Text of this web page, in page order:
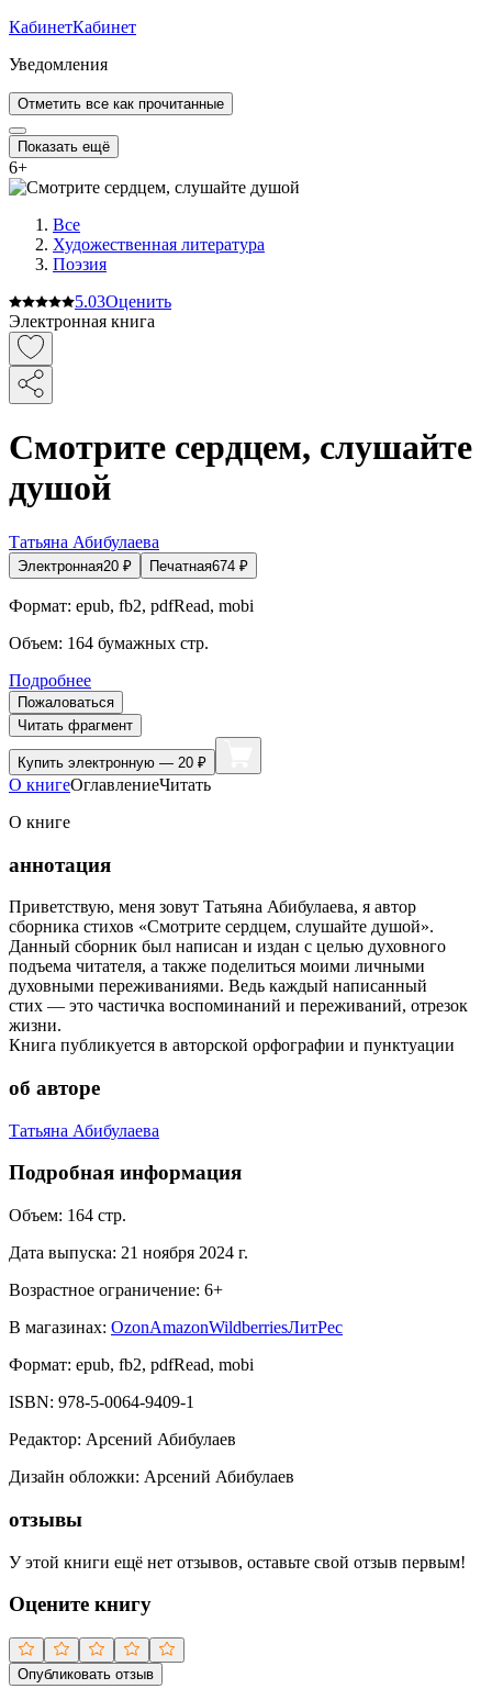
КабинетКабинет
Уведомления
Отметить все как прочитанные
Показать ещё
6+
Все
Художественная литература
Поэзия
5.03Оценить
Электронная книга
Смотрите сердцем, слушайте
душой
Татьяна Абибулаева
Электронная20 ₽ Печатная674 ₽
Формат: epub, fb2, pdfRead, mobi
Объем: 164 бумажных стр.
Подробнее
Пожаловаться
Читать фрагмент
Купить электронную — 20 ₽
О книгеОглавлениеЧитать
О книге
аннотация
Приветствую, меня зовут Татьяна Абибулаева, я автор
сборника стихов «Смотрите сердцем, слушайте душой».
Данный сборник был написан и издан с целью духовного
подъема читателя, а также поделиться моими личными
духовными переживаниями. Ведь каждый написанный
стих — это частичка воспоминаний и переживаний, отрезок
жизни.
Книга публикуется в авторской орфографии и пунктуации
об авторе
Татьяна Абибулаева
Подробная информация
Объем: 164 стр.
Дата выпуска: 21 ноября 2024 г.
Возрастное ограничение: 6+
В магазинах: OzonAmazonWildberriesЛитРес
Формат: epub, fb2, pdfRead, mobi
ISBN: 978-5-0064-9409-1
Редактор: Арсений Абибулаев
Дизайн обложки: Арсений Абибулаев
отзывы
У этой книги ещё нет отзывов, оставьте свой отзыв первым!
Оцените книгу
Опубликовать отзыв